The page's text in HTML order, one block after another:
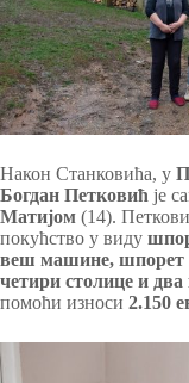
Након Станковића, у
Богдан Петковић је
Матијом (14).
покућство у виду
веш машине, шпорет
четири столице и два
помоћи износи 2.150